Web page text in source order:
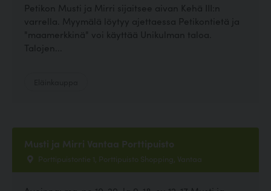
Petikon Musti ja Mirri sijaitsee aivan Kehä III:n
varrella. Myymälä löytyy ajettaessa Petikontietä ja
"maamerkkinä" voi käyttää Unikulman taloa.
Talojen...
Musti ja Mirri Vantaa Porttipuisto
Porttipuistontie 1, Porttipuisto Shopping, Vantaa